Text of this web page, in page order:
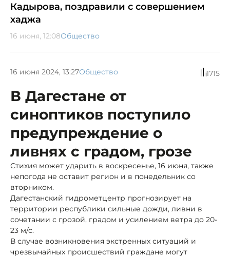
Кадырова, поздравили с совершением
хаджа
16 июня, 12:08Общество
16 июня 2024, 13:27Общество 1715
В Дагестане от
синоптиков поступило
предупреждение о
ливнях с градом, грозе
Стихия может ударить в воскресенье, 16 июня, также
непогода не оставит регион и в понедельник со
вторником.
Дагестанский гидрометцентр прогнозирует на
территории республики сильные дожди, ливни в
сочетании с грозой, градом и усилением ветра до 20-
23 м/с.
В случае возникновения экстренных ситуаций и
чрезвычайных происшествий граждане могут